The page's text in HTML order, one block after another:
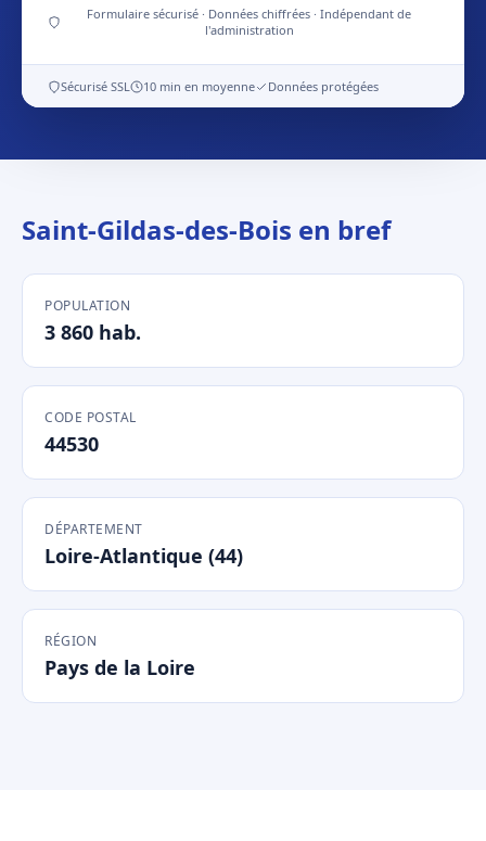
Formulaire sécurisé · Données chiffrées · Indépendant de
l'administration
Sécurisé SSL 10 min en moyenne Données protégées
Saint-Gildas-des-Bois en bref
POPULATION
3 860 hab.
CODE POSTAL
44530
DÉPARTEMENT
Loire-Atlantique (44)
RÉGION
Pays de la Loire